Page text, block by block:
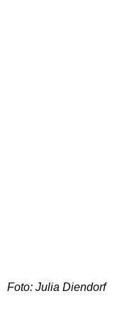
Foto: Julia Diendorf